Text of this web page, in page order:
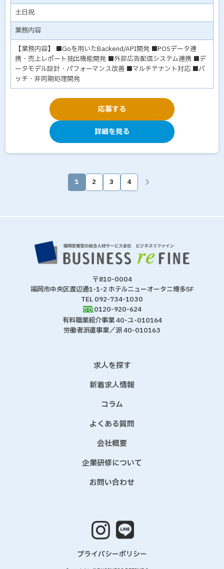
土日祝
業務内容
【業務内容】 ■Goを用いたBackend/API開発 ■POSデータ連
携・売上レポート抽出機能開発 ■外部広告配信システム連携 ■デ
ータモデル設計・パフォーマンス改善 ■マルチテナント対応 ■バ
ッチ・非同期処理開発
応募する
詳細を見る
1 2 3 4
〒810-0004
福岡市中央区渡辺通1-1-2 ホテルニューオータニ博多5F
TEL 092-734-1030
0120-920-624
有料職業紹介事業 40-ユ-010164
労働者派遣事業／派 40-010163
求人を探す
新着求人情報
コラム
よくある質問
会社概要
企業研修について
お問い合わせ
プライバシーポリシー